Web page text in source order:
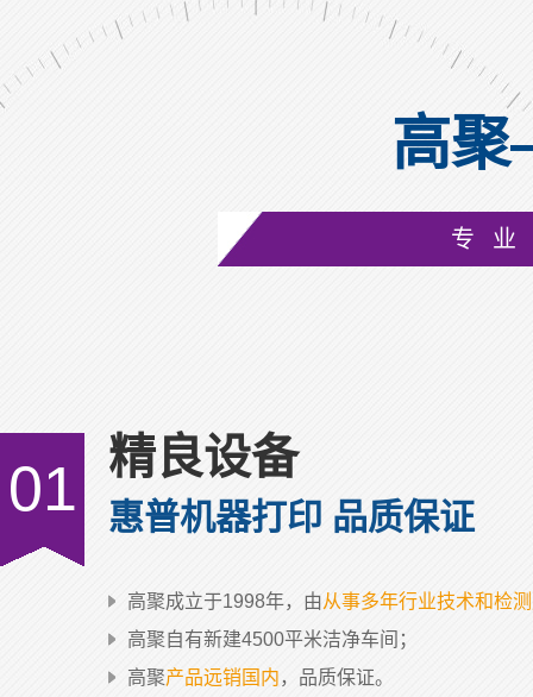
高
专
01 精良设备
惠普机器打印 品质保证
高聚成立于1998年，由从事多年行业技术和检
高聚自有新建4500平米洁净车间；
高聚产品远销国内，品质保证。